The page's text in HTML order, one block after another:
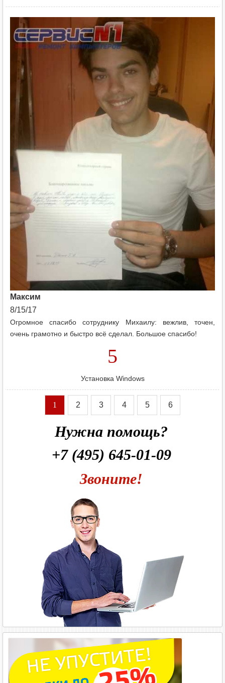
Максим
8/15/17
Огромное спасибо сотруднику Михаилу: вежлив, точен,
очень грамотно и быстро всё сделал. Большое спасибо!
5
Установка Windows
1 2 3 4 5 6
Нужна помощь?
+7 (495) 645-01-09
Звоните!